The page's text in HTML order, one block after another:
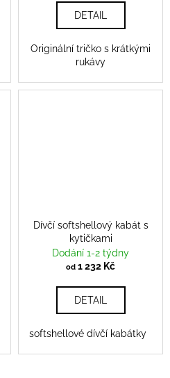
DETAIL
Originální tričko s krátkými
rukávy
Dívčí softshellový kabát s
kytičkami
Dodání 1-2 týdny
od 1 232 Kč
DETAIL
softshellové dívčí kabátky